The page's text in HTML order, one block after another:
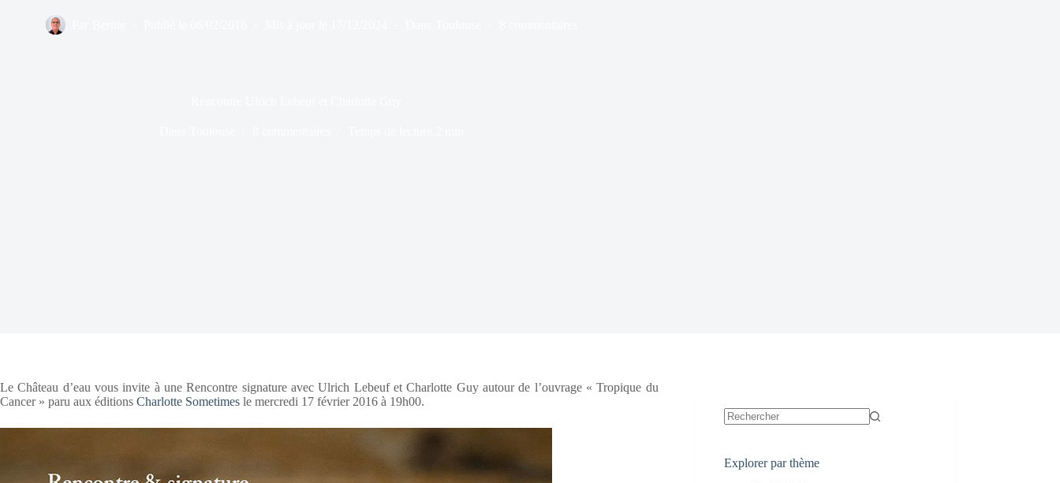
Le Château d’eau vous invite à une Rencontre signature avec Ulrich Lebeuf et Charlotte Guy autour de l’ouvrage « Tropique du
Cancer » paru aux éditions Charlotte Sometimes le mercredi 17 février 2016 à 19h00.
Explorer par thème